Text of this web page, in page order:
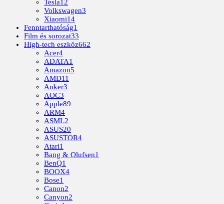
Tesla12
Volkswagen3
Xiaomi14
Fenntarthatóság1
Film és sorozat33
High-tech eszköz662
Acer4
ADATA1
Amazon5
AMD11
Anker3
AOC3
Apple89
ARM4
ASML2
ASUS20
ASUSTOR4
Atari1
Bang & Olufsen1
BenQ1
BOOX4
Bose1
Canon2
Canyon2